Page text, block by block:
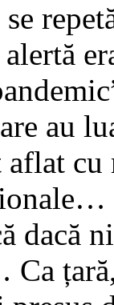
se
alertă
au
aflat
dacă